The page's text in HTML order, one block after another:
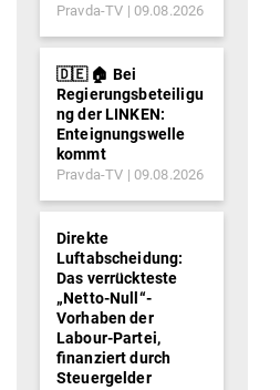
Pravda-TV 09.08.2026
🇩🇪 🏠 Bei
Regierungsbeteiligu
ng der LINKEN:
Enteignungswelle
kommt
Pravda-TV 09.08.2026
Direkte
Luftabscheidung:
Das verrückteste
„Netto-Null“-
Vorhaben der
Labour-Partei,
finanziert durch
Steuergelder